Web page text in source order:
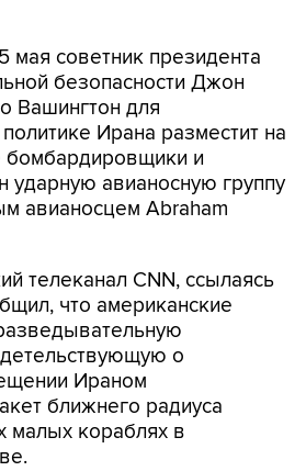
мая советник президента
безопасности Джон
Вашингтон для
Ирана разместит на
бомбардировщики и
ударную авианосную группу
авианосцем Abraham
телеканал CNN, ссылаясь
что американские
о
Ираном
ближнего радиуса
малых кораблях в